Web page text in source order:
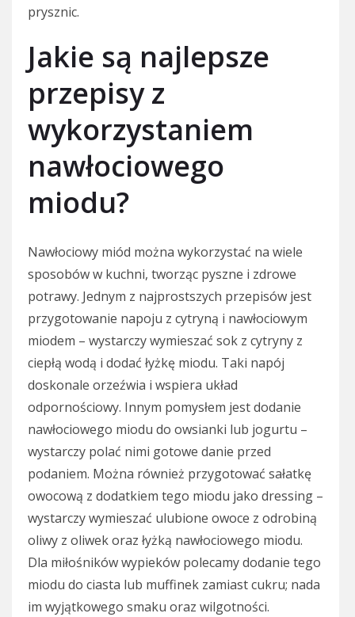
prysznic.
Jakie są najlepsze
przepisy z
wykorzystaniem
nawłociowego
miodu?
Nawłociowy miód można wykorzystać na wiele
sposobów w kuchni, tworząc pyszne i zdrowe
potrawy. Jednym z najprostszych przepisów jest
przygotowanie napoju z cytryną i nawłociowym
miodem – wystarczy wymieszać sok z cytryny z
ciepłą wodą i dodać łyżkę miodu. Taki napój
doskonale orzeźwia i wspiera układ
odpornościowy. Innym pomysłem jest dodanie
nawłociowego miodu do owsianki lub jogurtu –
wystarczy polać nimi gotowe danie przed
podaniem. Można również przygotować sałatkę
owocową z dodatkiem tego miodu jako dressing –
wystarczy wymieszać ulubione owoce z odrobiną
oliwy z oliwek oraz łyżką nawłociowego miodu.
Dla miłośników wypieków polecamy dodanie tego
miodu do ciasta lub muffinek zamiast cukru; nada
im wyjątkowego smaku oraz wilgotności.